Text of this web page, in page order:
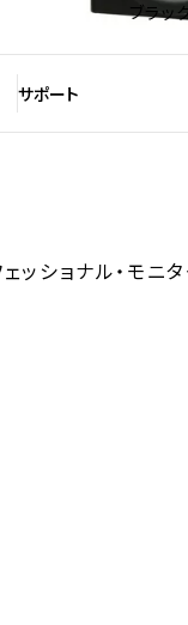
サポート
ショナル・モニタ